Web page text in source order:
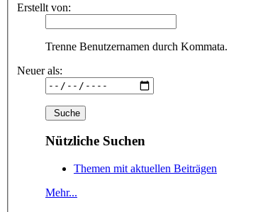
Erstellt von:
Trenne Benutzernamen durch Kommata.
Neuer als:
Nützliche Suchen
Themen mit aktuellen Beiträgen
Mehr...